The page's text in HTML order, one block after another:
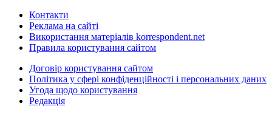
Контакти
Реклама на сайті
Використання матеріалів korrespondent.net
Правила користування сайтом
Договір користування сайтом
Політика у сфері конфіденційності і персональних даних
Угода щодо користування
Редакція